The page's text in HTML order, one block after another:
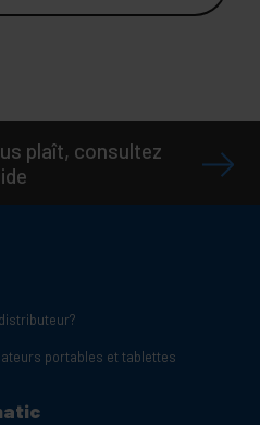
plaît, consultez
portables et tablettes